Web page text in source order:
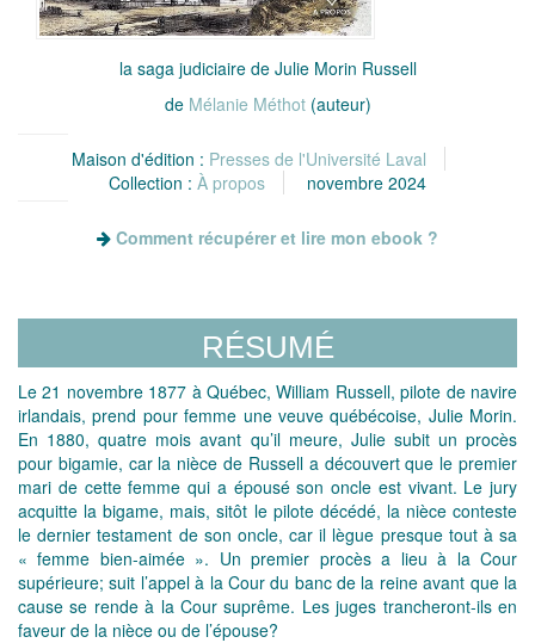
la saga judiciaire de Julie Morin Russell
de Mélanie Méthot(auteur)
Maison d'édition : Presses de l'Université Laval
Collection : À propos novembre 2024
Comment récupérer et lire mon ebook ?
RÉSUMÉ
Le 21 novembre 1877 à Québec, William Russell, pilote de navire
irlandais, prend pour femme une veuve québécoise, Julie Morin.
En 1880, quatre mois avant qu’il meure, Julie subit un procès
pour bigamie, car la nièce de Russell a découvert que le premier
mari de cette femme qui a épousé son oncle est vivant. Le jury
acquitte la bigame, mais, sitôt le pilote décédé, la nièce conteste
le dernier testament de son oncle, car il lègue presque tout à sa
« femme bien-aimée ». Un premier procès a lieu à la Cour
supérieure; suit l’appel à la Cour du banc de la reine avant que la
cause se rende à la Cour suprême. Les juges trancheront-ils en
faveur de la nièce ou de l’épouse?